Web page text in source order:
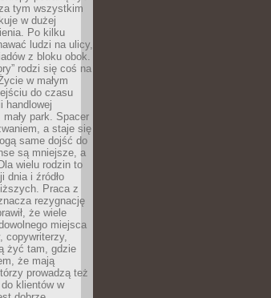
tym wszystkim
w dużej
Po kilku
ludzi na ulicy,
z bloku obok.
rodzi się coś na
w małym
do czasu
handlowej
park. Spacer
a staje się
same dojść do
są mniejsze, a
wielu rodzin to
dnia i źródło
Praca z
rezygnację
że wiele
miejsca
copywriterzy,
żyć tam, gdzie
że mają
prowadzą też
klientów w